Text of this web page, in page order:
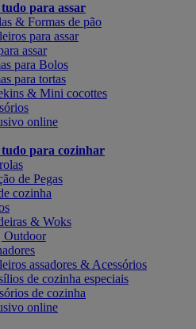
para assar
& Formas de pão
para assar
assar
para Bolos
para tortas
& Mini cocottes
online
para cozinhar
de Pegas
cozinha
& Woks
assadores & Acessórios
de cozinha especiais
de cozinha
online